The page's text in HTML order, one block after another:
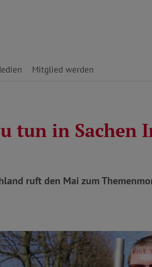
Mitglied werden
tun in Sachen
ruft den Mai zum